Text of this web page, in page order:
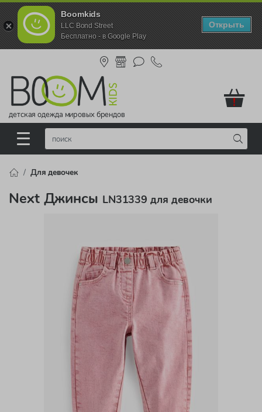
Boomkids
LLC Bond Street
Бесплатно - в Google Play
Открыть
детская одежда мировых брендов
!
Для девочек
Next Джинсы LN31339 для девочки